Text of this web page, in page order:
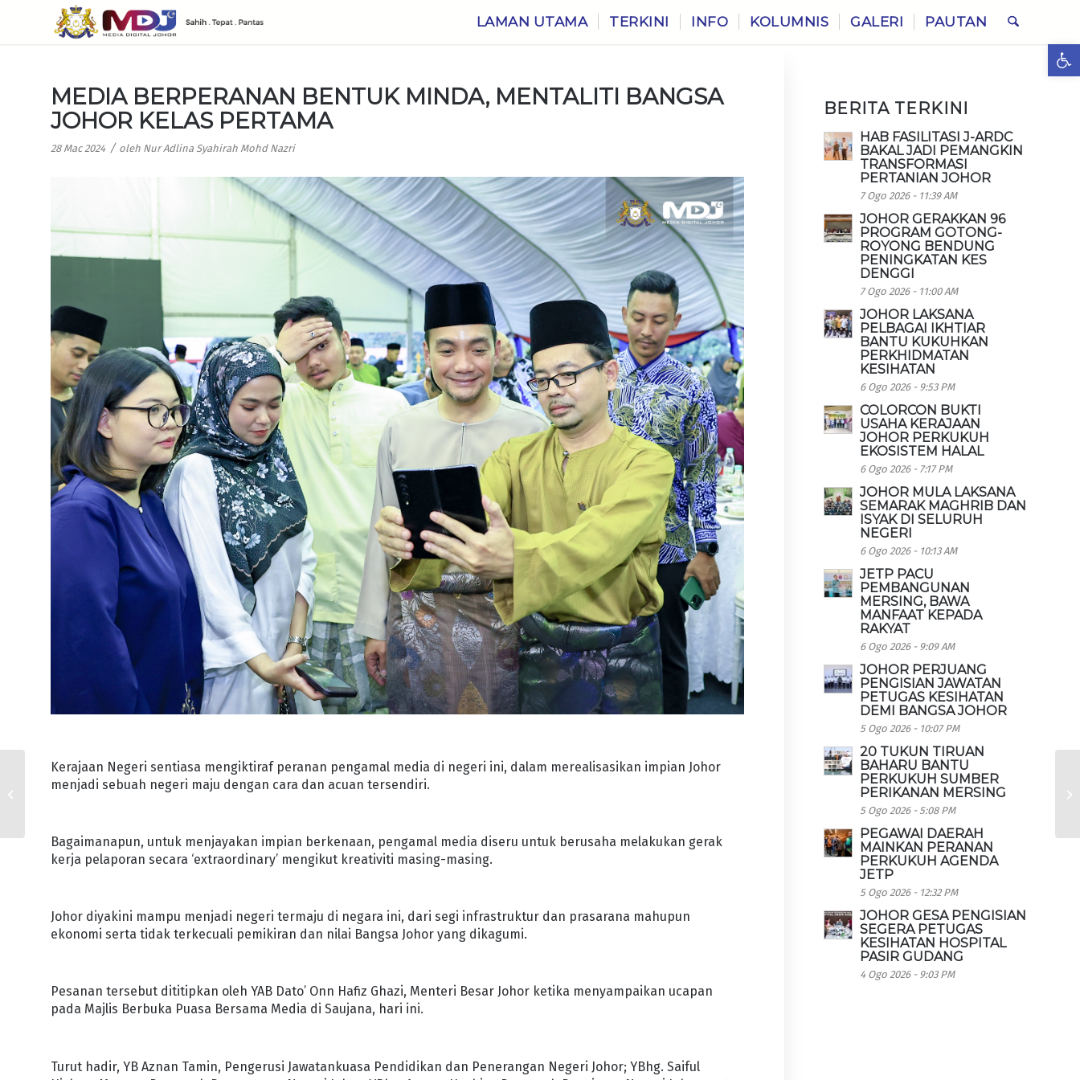
LAMAN UTAMA TERKINI INFO KOLUMNIS GALERI PAUTAN
MEDIA BERPERANAN BENTUK MINDA, MENTALITI BANGSA
JOHOR KELAS PERTAMA
28 Mac 2024 / oleh Nur Adlina Syahirah Mohd Nazri
Kerajaan Negeri sentiasa mengiktiraf peranan pengamal media di negeri ini, dalam merealisasikan impian Johor
menjadi sebuah negeri maju dengan cara dan acuan tersendiri.
Bagaimanapun, untuk menjayakan impian berkenaan, pengamal media diseru untuk berusaha melakukan gerak
kerja pelaporan secara ‘extraordinary’ mengikut kreativiti masing-masing.
Johor diyakini mampu menjadi negeri termaju di negara ini, dari segi infrastruktur dan prasarana mahupun
ekonomi serta tidak terkecuali pemikiran dan nilai Bangsa Johor yang dikagumi.
Pesanan tersebut dititipkan oleh YAB Dato’ Onn Hafiz Ghazi, Menteri Besar Johor ketika menyampaikan ucapan
pada Majlis Berbuka Puasa Bersama Media di Saujana, hari ini.
Turut hadir, YB Aznan Tamin, Pengerusi Jawatankuasa Pendidikan dan Penerangan Negeri Johor; YBhg. Saiful
BERITA TERKINI
HAB FASILITASI J-ARDC
BAKAL JADI PEMANGKIN
TRANSFORMASI
PERTANIAN JOHOR
7 Ogo 2026 - 11:39 AM
JOHOR GERAKKAN 96
PROGRAM GOTONG-
ROYONG BENDUNG
PENINGKATAN KES
DENGGI
7 Ogo 2026 - 11:00 AM
JOHOR LAKSANA
PELBAGAI IKHTIAR
BANTU KUKUHKAN
PERKHIDMATAN
KESIHATAN
6 Ogo 2026 - 9:53 PM
COLORCON BUKTI
USAHA KERAJAAN
JOHOR PERKUKUH
EKOSISTEM HALAL
6 Ogo 2026 - 7:17 PM
JOHOR MULA LAKSANA
SEMARAK MAGHRIB DAN
ISYAK DI SELURUH
NEGERI
6 Ogo 2026 - 10:13 AM
JETP PACU
PEMBANGUNAN
MERSING, BAWA
MANFAAT KEPADA
RAKYAT
6 Ogo 2026 - 9:09 AM
JOHOR PERJUANG
PENGISIAN JAWATAN
PETUGAS KESIHATAN
DEMI BANGSA JOHOR
5 Ogo 2026 - 10:07 PM
20 TUKUN TIRUAN
BAHARU BANTU
PERKUKUH SUMBER
PERIKANAN MERSING
5 Ogo 2026 - 5:08 PM
PEGAWAI DAERAH
MAINKAN PERANAN
PERKUKUH AGENDA
JETP
5 Ogo 2026 - 12:32 PM
JOHOR GESA PENGISIAN
SEGERA PETUGAS
KESIHATAN HOSPITAL
PASIR GUDANG
4 Ogo 2026 - 9:03 PM
PROGRAM BUBUR
LAMBUK PERDANA